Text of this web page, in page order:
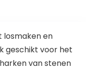
en
geschikt voor het
van stenen